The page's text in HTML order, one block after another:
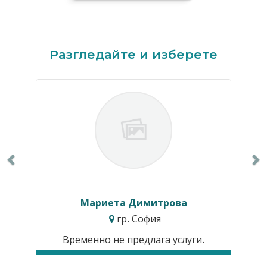
Разгледайте и изберете
Мариета Димитрова
гр. София
Временно не предлага услуги.